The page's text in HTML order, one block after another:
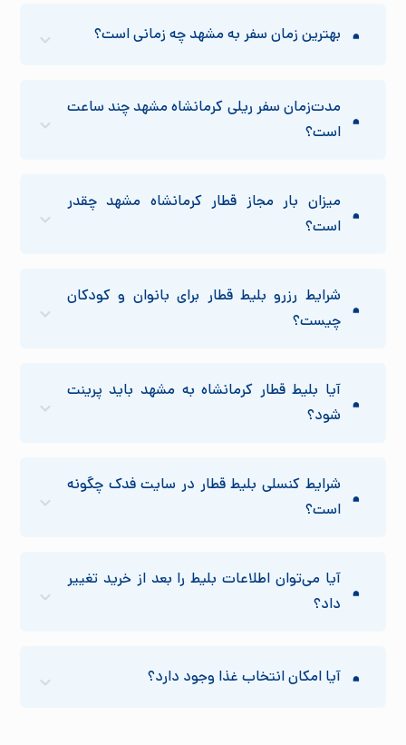
بهترین زمان سفر به مشهد چه زمانی است؟
مدت‌زمان سفر ریلی کرمانشاه مشهد چند ساعت
است؟
میزان بار مجاز قطار کرمانشاه مشهد چقدر
است؟
شرایط رزرو بلیط قطار برای بانوان و کودکان
چیست؟
آیا بلیط قطار کرمانشاه به مشهد باید پرینت
شود؟
شرایط کنسلی بلیط قطار در سایت فدک چگونه
است؟
آیا می‌توان اطلاعات بلیط را بعد از خرید تغییر
داد؟
آیا امکان انتخاب غذا وجود دارد؟